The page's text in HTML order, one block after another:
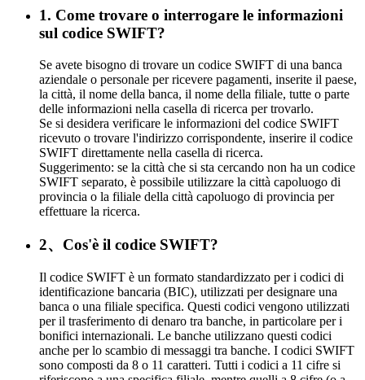
1. Come trovare o interrogare le informazioni
sul codice SWIFT?
Se avete bisogno di trovare un codice SWIFT di una banca
aziendale o personale per ricevere pagamenti, inserite il paese,
la città, il nome della banca, il nome della filiale, tutte o parte
delle informazioni nella casella di ricerca per trovarlo.
Se si desidera verificare le informazioni del codice SWIFT
ricevuto o trovare l'indirizzo corrispondente, inserire il codice
SWIFT direttamente nella casella di ricerca.
Suggerimento: se la città che si sta cercando non ha un codice
SWIFT separato, è possibile utilizzare la città capoluogo di
provincia o la filiale della città capoluogo di provincia per
effettuare la ricerca.
2、Cos'è il codice SWIFT?
Il codice SWIFT è un formato standardizzato per i codici di
identificazione bancaria (BIC), utilizzati per designare una
banca o una filiale specifica. Questi codici vengono utilizzati
per il trasferimento di denaro tra banche, in particolare per i
bonifici internazionali. Le banche utilizzano questi codici
anche per lo scambio di messaggi tra banche. I codici SWIFT
sono composti da 8 o 11 caratteri. Tutti i codici a 11 cifre si